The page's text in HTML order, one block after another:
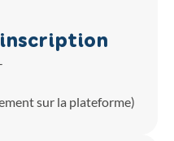
sur la plateforme)